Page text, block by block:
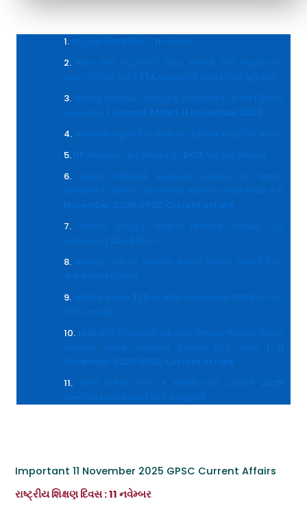
રાષ્ટ્રીય શિક્ષણ દિવસ : 11 નવેમ્બર
ભારત અને ન્યુઝીલેન્ડે વેપાર, સેવાઓ અને સહયોગ પર
ધ્યાન કેન્દ્રિત કરીને FTA વાટાઘાટોનો ચોથો રાઉન્ડ પૂર્ણ કર્યો
ભારતનું આદિવાસી સ્વતંત્રતા સેનાનીઓનું પ્રથમ ડિજિટલ
સંગ્રહાલય | Current Affairs 11 November 2025
આસામમાં બહુપત્નીત્વ પ્રથા પર પ્રતિબંધ મુકતું બિલ પસાર
IIT ગાંધીનગર ખાતે શૈક્ષણિક C-DOT કેન્દ્રની સ્થાપના
ગુજરાત આદિવાસી સમુદાયના સ્વાસ્થ્ય માટે જીનોમ
સિક્વન્સિંગ પ્રોજેક્ટ શરૂ કરનાર ભારતનું પ્રથમ રાજ્ય | 11
November 2025 GPSC Current Affairs
ભારતમાં કમ્પ્યુટર સાયન્સ શિક્ષણના ‘પિતામહ’ પ્રો.
રાજારામનનું 92 વર્ષે નિધન
માધવપુર બીચ પર ભારતીય સેનાની ત્રણેય પાંખોની ત્રિ-
સેવા કવાયત યોજાશે
અભિષેક શર્માએ T20 માં સૌથી ઓછા બોલમાં 1000 રન કરી
રેકોર્ડ બનાવ્યો
ISSF વર્લ્ડ ચેમ્પિયનશિપમાં મેડલ જીતનાર ભારતના અનિશ
ભાનવાલા પ્રથમ વ્યક્તિગત પિસ્તોલ શૂટર બન્યા | 11
November 2025 GPSC Current Affairs
ભારતે વિશ્વના નંબર 1 આર્જેન્ટિનાને હરાવીને 2025
કોગ્નીવેરા ઇન્ટરનેશનલ પોલો કપ જીત્યો
Important 11 November 2025 GPSC Current Affairs
રાષ્ટ્રીય શિક્ષણ દિવસ : 11 નવેમ્બર